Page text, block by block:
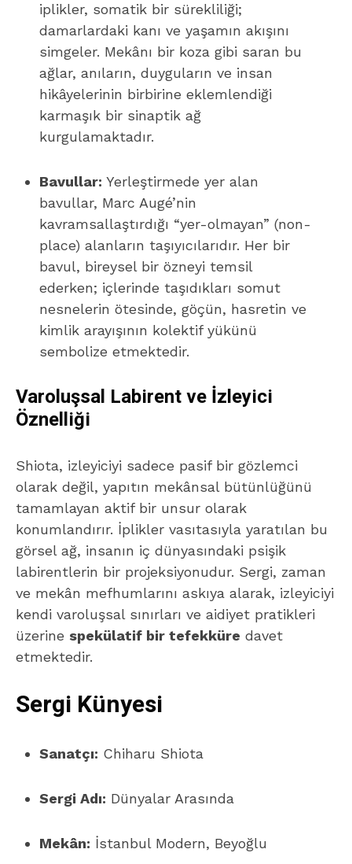
iplikler, somatik bir sürekliliği;
damarlardaki kanı ve yaşamın akışını
simgeler. Mekânı bir koza gibi saran bu
ağlar, anıların, duyguların ve insan
hikâyelerinin birbirine eklemlendiği
karmaşık bir sinaptik ağ
kurgulamaktadır.
Bavullar: Yerleştirmede yer alan
bavullar, Marc Augé’nin
kavramsallaştırdığı “yer-olmayan” (non-
place) alanların taşıyıcılarıdır. Her bir
bavul, bireysel bir özneyi temsil
ederken; içlerinde taşıdıkları somut
nesnelerin ötesinde, göçün, hasretin ve
kimlik arayışının kolektif yükünü
sembolize etmektedir.
Varoluşsal Labirent ve İzleyici
Öznelliği
Shiota, izleyiciyi sadece pasif bir gözlemci
olarak değil, yapıtın mekânsal bütünlüğünü
tamamlayan aktif bir unsur olarak
konumlandırır. İplikler vasıtasıyla yaratılan bu
görsel ağ, insanın iç dünyasındaki psişik
labirentlerin bir projeksiyonudur. Sergi, zaman
ve mekân mefhumlarını askıya alarak, izleyiciyi
kendi varoluşsal sınırları ve aidiyet pratikleri
üzerine spekülatif bir tefekküre davet
etmektedir.
Sergi Künyesi
Sanatçı: Chiharu Shiota
Sergi Adı: Dünyalar Arasında
Mekân: İstanbul Modern, Beyoğlu